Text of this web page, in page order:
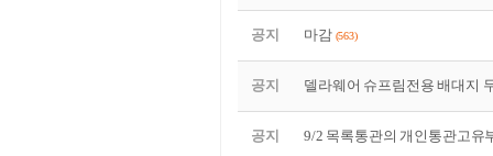
공지 마감 (563)
공지 델라웨어 슈프림전용 배대지
공지 9/2 목록통관의 개인통관고유